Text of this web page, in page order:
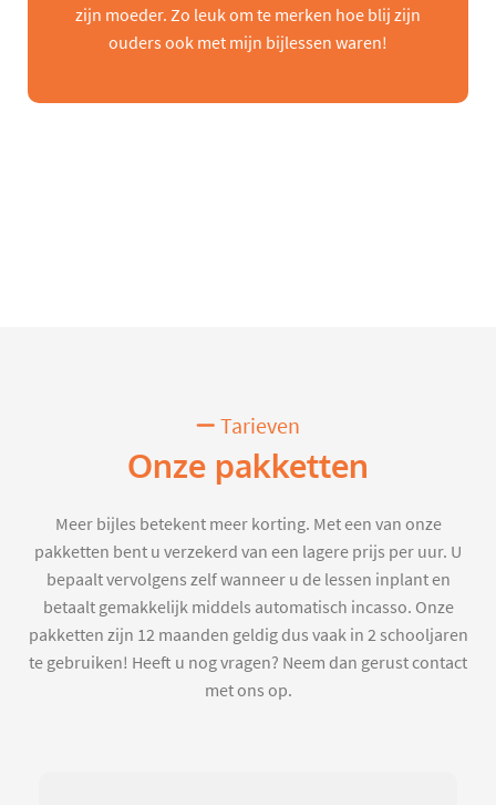
zijn moeder. Zo leuk om te merken hoe blij zijn
ouders ook met mijn bijlessen waren!
Tarieven
Onze pakketten
Meer bijles betekent meer korting. Met een van onze
pakketten bent u verzekerd van een lagere prijs per uur. U
bepaalt vervolgens zelf wanneer u de lessen inplant en
betaalt gemakkelijk middels automatisch incasso. Onze
pakketten zijn 12 maanden geldig dus vaak in 2 schooljaren
te gebruiken! Heeft u nog vragen? Neem dan gerust contact
met ons op.